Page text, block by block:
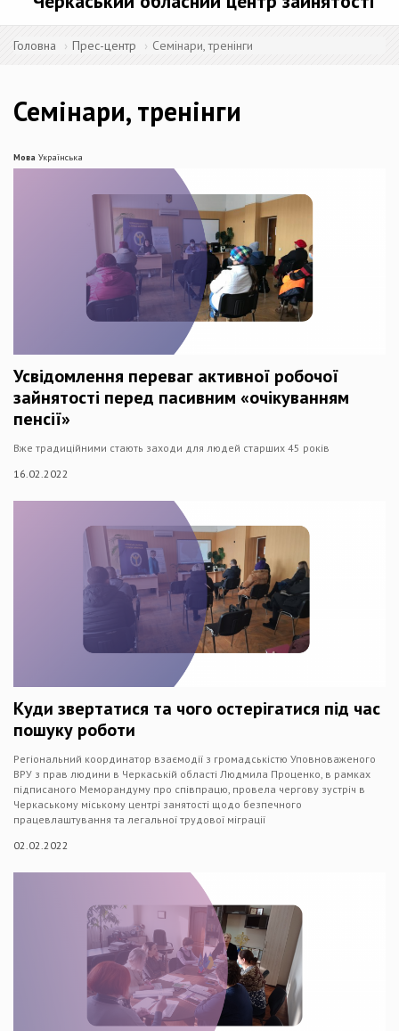
Головна Прес-центр Семінари, тренінги
Семінари, тренінги
Мова Українська
Усвідомлення переваг активної робочої
зайнятості перед пасивним «очікуванням
пенсії»
Вже традиційними стають заходи для людей старших 45 років
16.02.2022
Куди звертатися та чого остерігатися під час
пошуку роботи
Регіональний координатор взаємодії з громадськістю Уповноваженого
ВРУ з прав людини в Черкаській області Людмила Проценко, в рамках
підписаного Меморандуму про співпрацю, провела чергову зустріч в
Черкаському міському центрі занятості щодо безпечного
працевлаштування та легальної трудової міграції
02.02.2022